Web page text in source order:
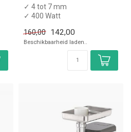
✓ 4 tot 7 mm
✓ 400 Watt
160,00
142,00
Beschikbaarheid laden..